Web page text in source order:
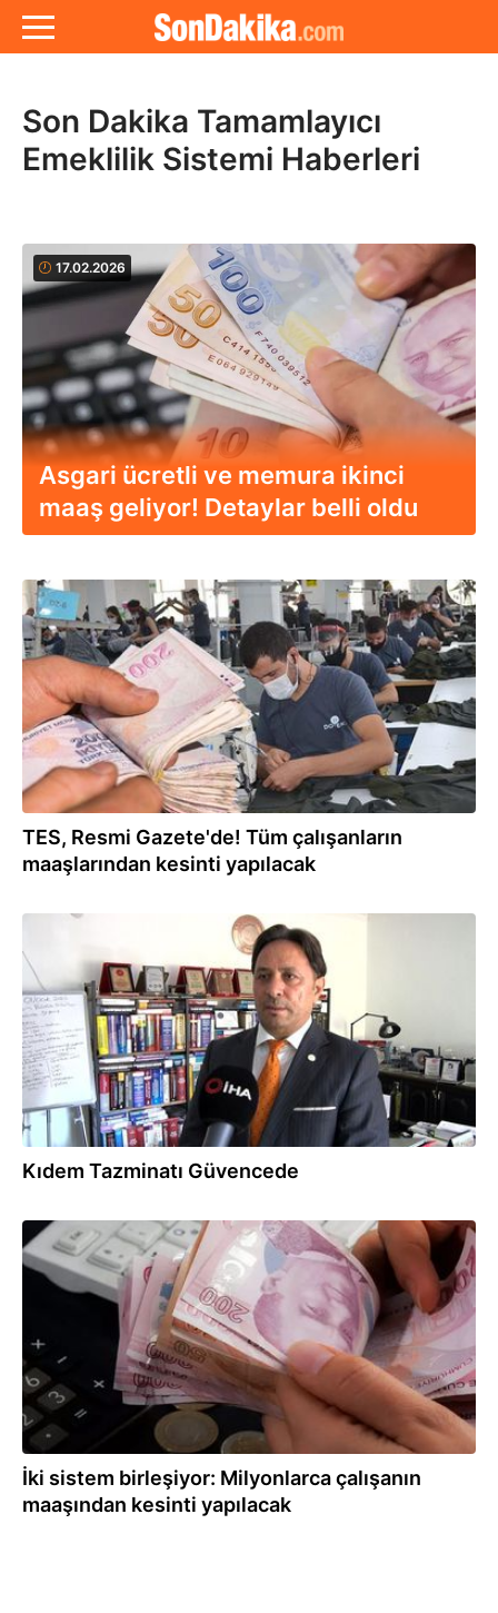
Son Dakika Tamamlayıcı
Emeklilik Sistemi Haberleri
17.02.2026
Asgari ücretli ve memura ikinci
maaş geliyor! Detaylar belli oldu
31.10.2025
TES, Resmi Gazete'de! Tüm çalışanların
maaşlarından kesinti yapılacak
Kıdem Tazminatı Güvencede
15.09.2025
İki sistem birleşiyor: Milyonlarca çalışanın
maaşından kesinti yapılacak